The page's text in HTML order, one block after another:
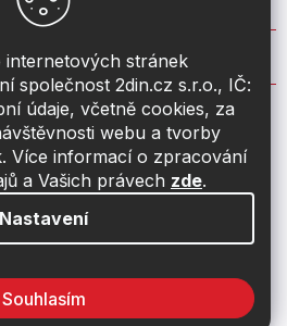
stránek
společnost 2din.cz s.r.o., IČ:
údaje, včetně cookies, za
webu a tvorby
Více informací o zpracování
a Vašich právech zde.
Nastavení
Souhlasím
info@2din.cz
774 19 55 33
Shoptet